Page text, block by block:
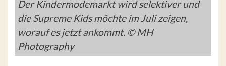
Der Kindermodemarkt wird selektiver und
die Supreme Kids möchte im Juli zeigen,
worauf es jetzt ankommt. © MH
Photography